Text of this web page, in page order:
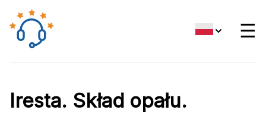
☰
Iresta. Skład opału.